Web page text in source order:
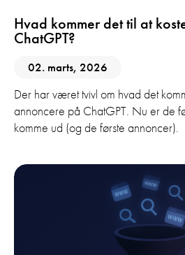
Hvad kommer det til at
ChatGPT?
02. marts, 2026
Der har været tvivl om hvad det
annoncere på ChatGPT. Nu er de
komme ud (og de første annoncer).